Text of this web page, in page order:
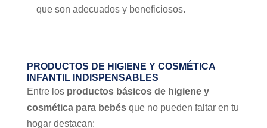
que son adecuados y beneficiosos.
PRODUCTOS DE HIGIENE Y COSMÉTICA
INFANTIL INDISPENSABLES
Entre los productos básicos de higiene y
cosmética para bebésque no pueden faltar en tu
hogar destacan: